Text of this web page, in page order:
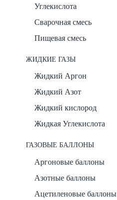
Углекислота
Сварочная смесь
Пищевая смесь
ЖИДКИЕ ГАЗЫ
Жидкий Аргон
Жидкий Азот
Жидкий кислород
Жидкая Углекислота
ГАЗОВЫЕ БАЛЛОНЫ
Аргоновые баллоны
Азотные баллоны
Ацетиленовые баллоны